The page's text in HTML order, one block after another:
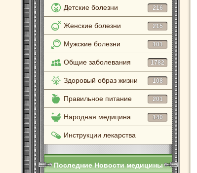
Детские болезни 216
Женские болезни 215
Мужские болезни 101
Общие заболевания 1782
Здоровый образ жизни 108
Правильное питание 201
Народная медицина 140
Инструкции лекарства
Последние Новости медицины